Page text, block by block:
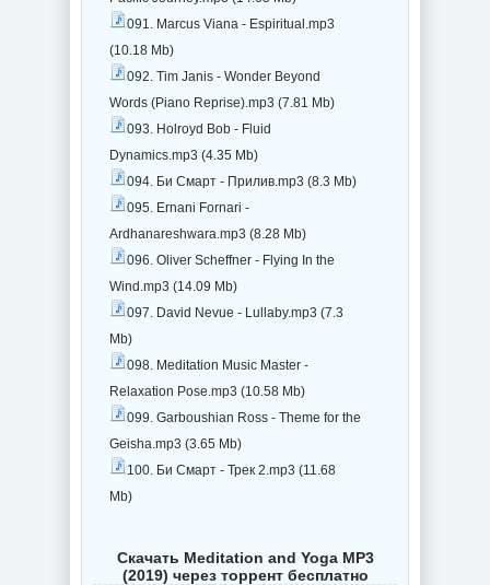
091. Marcus Viana - Espiritual.mp3
(10.18 Mb)
092. Tim Janis - Wonder Beyond
Words (Piano Reprise).mp3 (7.81 Mb)
093. Holroyd Bob - Fluid
Dynamics.mp3 (4.35 Mb)
094. Би Смарт - Прилив.mp3 (8.3 Mb)
095. Ernani Fornari -
Ardhanareshwara.mp3 (8.28 Mb)
096. Oliver Scheffner - Flying In the
Wind.mp3 (14.09 Mb)
097. David Nevue - Lullaby.mp3 (7.3
Mb)
098. Meditation Music Master -
Relaxation Pose.mp3 (10.58 Mb)
099. Garboushian Ross - Theme for the
Geisha.mp3 (3.65 Mb)
100. Би Смарт - Трек 2.mp3 (11.68
Mb)
Скачать Meditation and Yoga MP3
(2019) через торрент бесплатно